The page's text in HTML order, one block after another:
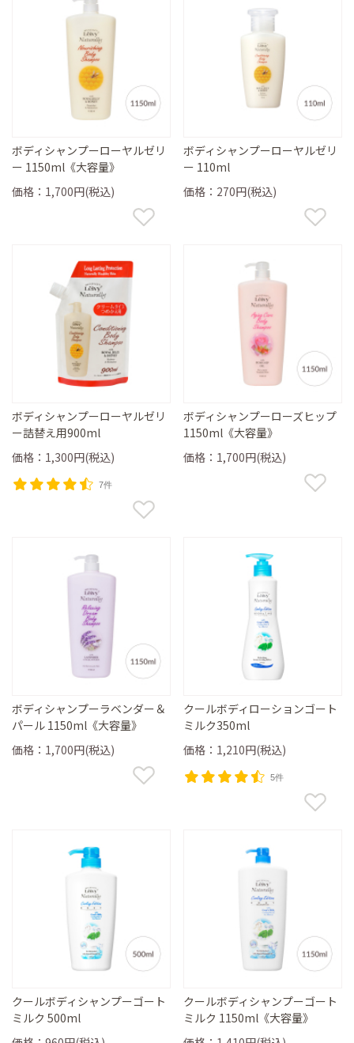
ボディシャンプーローヤルゼリ
ー 1150ml《大容量》
価格：1,700円(税込)
ボディシャンプーローヤルゼリ
ー 110ml
価格：270円(税込)
ボディシャンプーローヤルゼリ
ー詰替え用900ml
価格：1,300円(税込)
7件
ボディシャンプーローズヒップ
1150ml《大容量》
価格：1,700円(税込)
ボディシャンプーラベンダー＆
パール 1150ml《大容量》
価格：1,700円(税込)
クールボディローションゴート
ミルク350ml
価格：1,210円(税込)
5件
クールボディシャンプーゴート
ミルク 500ml
クールボディシャンプーゴート
ミルク 1150ml《大容量》